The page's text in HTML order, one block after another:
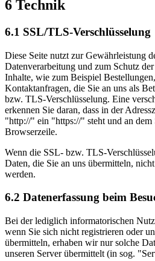
6 Technik
6.1 SSL/TLS-Verschlüsselung
Diese Seite nutzt zur Gewährleistung
Datenverarbeitung und zum Schutz
Inhalte, wie zum Beispiel
Kontaktanfragen, die Sie an uns als
bzw. TLS-Verschlüsselung. Eine
erkennen Sie daran, dass in der
"http://" ein "https://" steht und an
Browserzeile.
Wenn die SSL- bzw. TLS-
Daten, die Sie an uns übermitteln,
werden.
6.2 Datenerfassung beim
Bei der lediglich informatorischen
wenn Sie sich nicht registrieren oder
übermitteln, erhaben wir nur solche
unseren Server übermittelt (in sog.